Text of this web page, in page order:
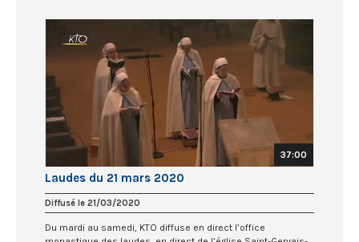
37:00
Laudes du 21 mars 2020
Diffusé le 21/03/2020
Du mardi au samedi, KTO diffuse en direct l’office